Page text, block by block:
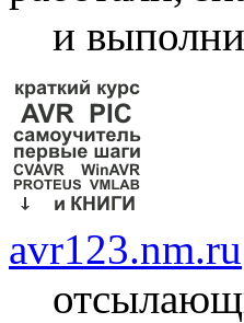
и
avr123.nm.ru